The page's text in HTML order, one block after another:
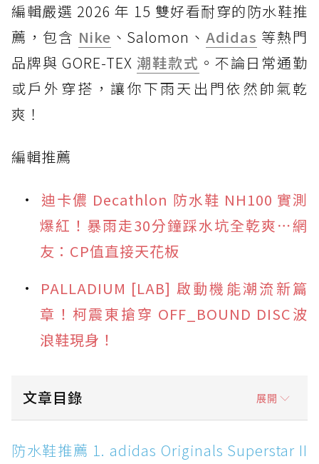
編輯嚴選 2026 年 15 雙好看耐穿的防水鞋推
薦，包含 Nike 、Salomon、Adidas 等熱門
品牌與 GORE-TEX 潮鞋款式 。不論日常通勤
或戶外穿搭，讓你下雨天出門依然帥氣乾
爽！
編輯推薦
迪卡儂 Decathlon 防水鞋 NH100 實測
爆紅！暴雨走30分鐘踩水坑全乾爽⋯網
友：CP值直接天花板
PALLADIUM [LAB] 啟動機能潮流新篇
章！柯震東搶穿 OFF_BOUND DISC波
浪鞋現身！
文章目錄 展開
防水鞋推薦 1. adidas Originals Superstar II
MG GTX：經典貝殼頭加上 GORE-TEX，雨天街
防水鞋推薦 1. adidas Originals Superstar II